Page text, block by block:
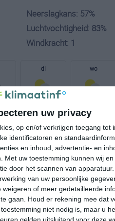
uw privacy
op en/of verkrijgen toegang tot
identificatoren en
en inhoud, advertentie- en
Met uw toestemming kunnen wij
door het scannen van
van uw persoonlijke
of meer gedetailleerde
gaan.
Houd er rekening mee dat
niet nodig is, maar u
Neerslagkans: 57%
Luchtvochtigheid: 83%
Windkracht: 1
di wo
18°C 22°C 24°C
10:00 13:00 16:00
10:00 13:00 16:00